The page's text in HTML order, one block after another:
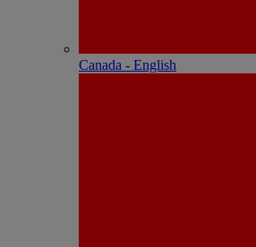
Canada - English